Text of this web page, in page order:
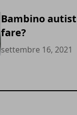
Bambino
fare?
settembre 16, 2021